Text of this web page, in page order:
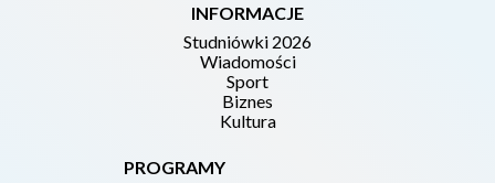
INFORMACJE
Studniówki 2026
Wiadomości
Sport
Biznes
Kultura
PROGRAMY